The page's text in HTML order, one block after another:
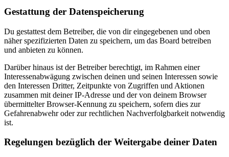
Gestattung der Datenspeicherung
Du gestattest dem Betreiber, die von dir eingegebenen und oben
näher spezifizierten Daten zu speichern, um das Board betreiben
und anbieten zu können.
Darüber hinaus ist der Betreiber berechtigt, im Rahmen einer
Interessenabwägung zwischen deinen und seinen Interessen sowie
den Interessen Dritter, Zeitpunkte von Zugriffen und Aktionen
zusammen mit deiner IP-Adresse und der von deinem Browser
übermittelter Browser-Kennung zu speichern, sofern dies zur
Gefahrenabwehr oder zur rechtlichen Nachverfolgbarkeit notwendig
ist.
Regelungen bezüglich der Weitergabe deiner Daten